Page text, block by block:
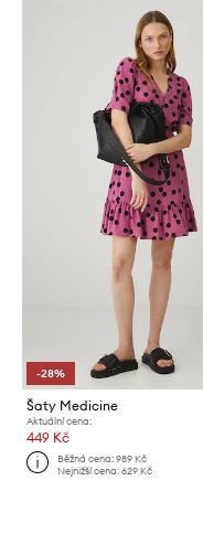
-28%
Šaty Medicine
Aktuální cena:
449 Kč
Běžná cena:989 Kč
Nejnižší cena:629 Kč